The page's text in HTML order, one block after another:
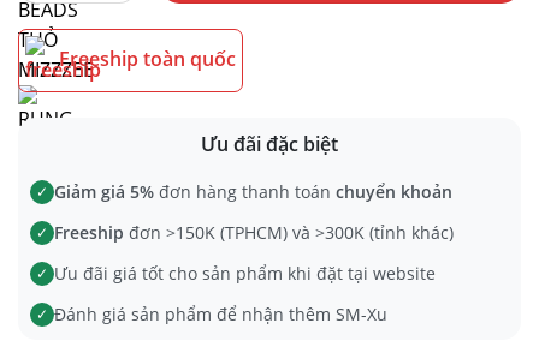
Freeship toàn quốc
Ưu đãi đặc biệt
✓ Giảm giá 5% đơn hàng thanh toán chuyển khoản
✓ Freeship đơn >150K (TPHCM) và >300K (tỉnh khác)
✓ Ưu đãi giá tốt cho sản phẩm khi đặt tại website
✓ Đánh giá sản phẩm để nhận thêm SM-Xu